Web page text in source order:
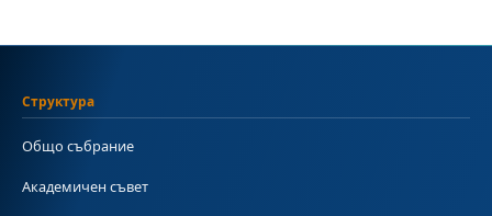
Структура
Общо събрание
Академичен съвет